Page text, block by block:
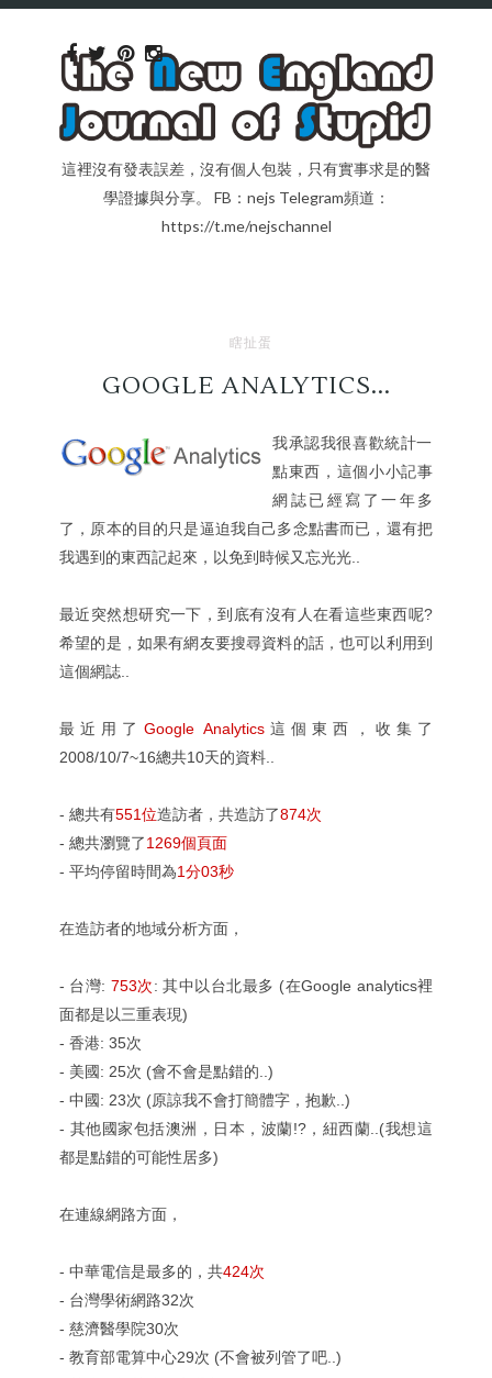
這裡沒有發表誤差，沒有個人包裝，只有實事求是的醫
學證據與分享。 FB：nejs Telegram頻道：
https://t.me/nejschannel
瞎扯蛋
GOOGLE ANALYTICS...
我承認我很喜歡統計一
點東西，這個小小記事
網誌已經寫了一年多
了，原本的目的只是逼迫我自己多念點書而已，還有把
我遇到的東西記起來，以免到時候又忘光光..
最近突然想研究一下，到底有沒有人在看這些東西呢?
希望的是，如果有網友要搜尋資料的話，也可以利用到
這個網誌..
最近用了 Google Analytics這個東西，收集了
2008/10/7~16總共10天的資料..
- 總共有551位造訪者，共造訪了874次
- 總共瀏覽了1269個頁面
- 平均停留時間為1分03秒
在造訪者的地域分析方面，
- 台灣: 753次: 其中以台北最多 (在Google analytics裡
面都是以三重表現)
- 香港: 35次
- 美國: 25次 (會不會是點錯的..)
- 中國: 23次 (原諒我不會打簡體字，抱歉..)
- 其他國家包括澳洲，日本，波蘭!?，紐西蘭..(我想這
都是點錯的可能性居多)
在連線網路方面，
- 中華電信是最多的，共424次
- 台灣學術網路32次
- 慈濟醫學院30次
- 教育部電算中心29次 (不會被列管了吧..)